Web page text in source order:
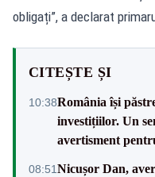
obligați”, a declarat
CITEȘTE ȘI
10:38România își
investițiilor. Un
avertisment
08:51Nicușor Dan,